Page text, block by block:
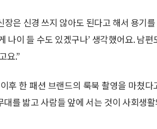
은 신경 쓰지 않아도 된다고 해서 용기를
나이 들 수도 있겠구나’ 생각했어요. 남편
요.”
후 한 패션 브랜드의 룩북 촬영을 마쳤다
를 밟고 사람들 앞에 서는 것이 사회생